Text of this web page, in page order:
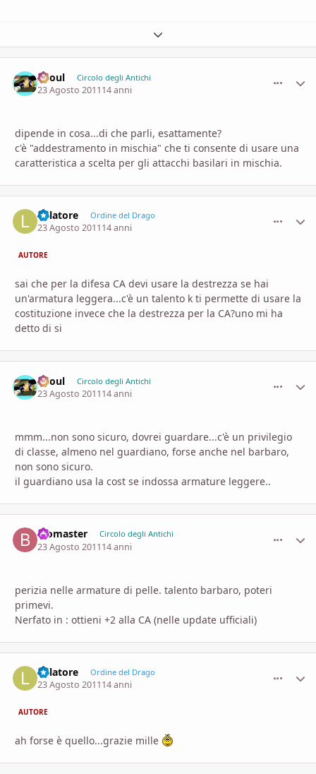
Espandi panoramica del topic
Zhoul Circolo degli Antichi
23 Agosto 201114 anni
dipende in cosa...di che parli, esattamente?
c'è "addestramento in mischia" che ti consente di usare una
caratteristica a scelta per gli attacchi basilari in mischia.
lollatore Ordine del Drago
23 Agosto 201114 anni
AUTORE
sai che per la difesa CA devi usare la destrezza se hai
un'armatura leggera...c'è un talento k ti permette di usare la
costituzione invece che la destrezza per la CA?uno mi ha
detto di si
Zhoul Circolo degli Antichi
23 Agosto 201114 anni
mmm...non sono sicuro, dovrei guardare...c'è un privilegio
di classe, almeno nel guardiano, forse anche nel barbaro,
non sono sicuro.
il guardiano usa la cost se indossa armature leggere..
Biomaster Circolo degli Antichi
23 Agosto 201114 anni
perizia nelle armature di pelle. talento barbaro, poteri
primevi.
Nerfato in : ottieni +2 alla CA (nelle update ufficiali)
lollatore Ordine del Drago
23 Agosto 201114 anni
AUTORE
ah forse è quello...grazie mille